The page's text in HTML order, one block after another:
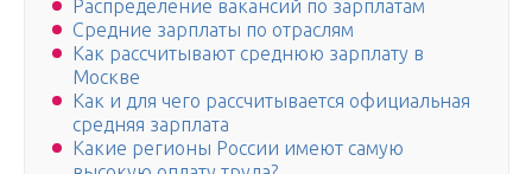
Распределение вакансий по зарплатам
Средние зарплаты по отраслям
Как рассчитывают среднюю зарплату в
Москве
Как и для чего рассчитывается официальная
средняя зарплата
Какие регионы России имеют самую